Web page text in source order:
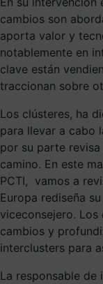
cambios son
aporta valor y
notablemente en
clave están
traccionan sobre
Los clústeres, ha
para llevar a cabo
por su parte
camino. En este
PCTI, vamos a
Europa rediseña
viceconsejero.
cambios y
interclusters para
La responsable de